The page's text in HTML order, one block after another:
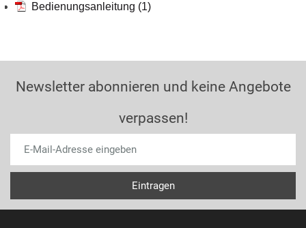
Bedienungsanleitung (1)
Newsletter abonnieren und keine Angebote
verpassen!